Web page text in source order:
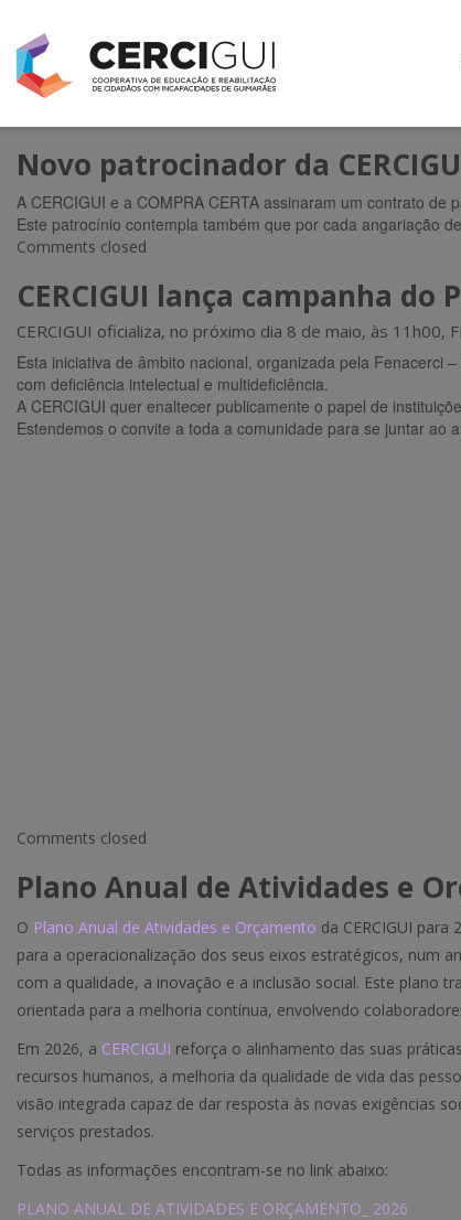
Novo patrocinador da
A CERCIGUI e a COMPRA CERTA assinaram um contrato
Este patrocínio contempla também que por cada angariação
Comments closed
CERCIGUI lança campanha
CERCIGUI oficializa, no próximo dia 8 de maio, às 11h00,
Esta iniciativa de âmbito nacional, organizada pela Fenacerci
com deficiência intelectual e multideficiência.
A CERCIGUI quer enaltecer publicamente o papel de
Estendemos o convite a toda a comunidade para se juntar ao
Comments closed
Plano Anual de Atividades e
O Plano Anual de Atividades e Orçamento da CERCIGUI
para a operacionalização dos seus eixos estratégicos, num
com a qualidade, a inovação e a inclusão social. Este plano
orientada para a melhoria contínua, envolvendo
Em 2026, a CERCIGUI reforça o alinhamento das suas
recursos humanos, a melhoria da qualidade de vida das
visão integrada capaz de dar resposta às novas exigências
serviços prestados.
Todas as informações encontram-se no link abaixo:
PLANO ANUAL DE ATIVIDADES E ORÇAMENTO_ 2026